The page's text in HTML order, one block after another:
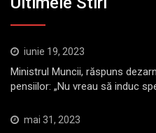
iunie 19, 2023
Ministrul Muncii, răspuns
pensiilor: „Nu vreau să induc
mai 31, 2023